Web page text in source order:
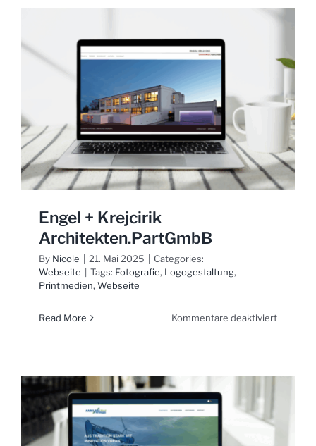
Engel + Krejcirik
Architekten.PartGmbB
By Nicole 21. Mai 2025
Categories:
Webseite
Tags: Fotografie, Logogestaltung,
Printmedien, Webseite
Read More Kommentare deaktiviertfür